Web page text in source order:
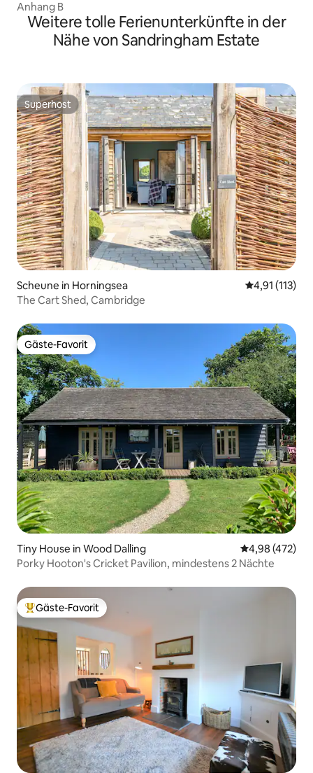
Anhang B
Weitere tolle Ferienunterkünfte in der
Nähe von Sandringham Estate
Superhost
Superhost
Scheune in Horningsea
4,91 (113)
The Cart Shed, Cambridge
Gäste-Favorit
Gäste-Favorit
Tiny House in Wood Dalling
4,98 (472)
Porky Hooton's Cricket Pavilion, mindestens 2 Nächte
Beliebter Gäste-Favorit.
Gäste-Favorit